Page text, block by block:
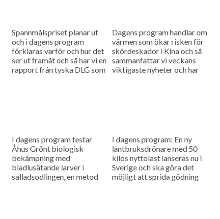
Spannmålspriset planar ut
och i dagens program
förklaras varför och hur det
ser ut framåt och så har vi en
rapport från tyska DLG som
Dagens program handlar om
värmen som ökar risken för
skördeskador i Kina och så
sammanfattar vi veckans
viktigaste nyheter och har
I dagens program testar
Åhus Grönt biologisk
bekämpning med
bladlusätande larver i
salladsodlingen, en metod
I dagens program: En ny
lantbruksdrönare med 50
kilos nyttolast lanseras nu i
Sverige och ska göra det
möjligt att sprida gödning